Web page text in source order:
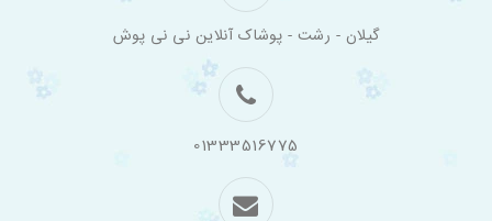
گیلان - رشت - پوشاک آنلاین نی نی پوش
01333516775